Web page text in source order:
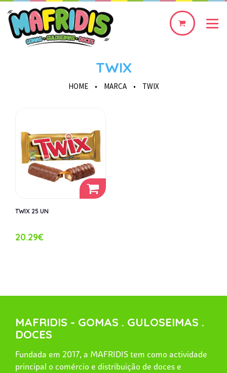
0
TWIX
HOME • MARCA • TWIX
TWIX 25 UN
20.29€
MAFRIDIS - GOMAS . GULOSEIMAS .
DOCES
Fundada em 2017, a MAFRIDIS tem como actividade
principal o comércio e distribuição de doces e